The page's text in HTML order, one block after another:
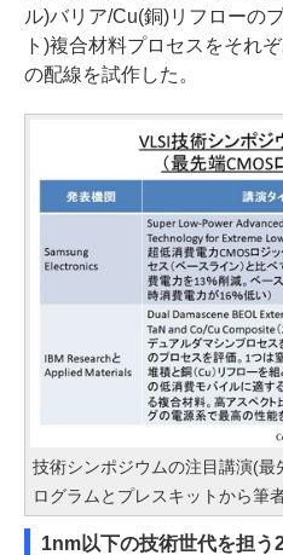
ル)バリア/Cu(銅)リフローの
ト)複合材料プロセスをそれ
の配線を試作した。
技術シンポジウムの注目講演(
ログラムとプレスキットから筆
1nm以下の技術世代を担う